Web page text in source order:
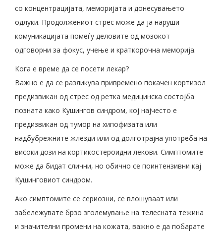
со концентрацијата, меморијата и донесувањето
одлуки. Продолжениот стрес може да ја наруши
комуникацијата помеѓу деловите од мозокот
одговорни за фокус, учење и краткорочна меморија.
Кога е време да се посети лекар?
Важно е да се разликува привремено покачен кортизол
предизвикан од стрес од ретка медицинска состојба
позната како Кушингов синдром, кој најчесто е
предизвикан од тумор на хипофизата или
надбубрежните жлезди или од долготрајна употреба на
високи дози на кортикостероидни лекови. Симптомите
може да бидат слични, но обично се поинтензивни кај
Кушинговиот синдром.
Ако симптомите се сериозни, се влошуваат или
забележувате брзо зголемување на телесната тежина
и значителни промени на кожата, важно е да побарате